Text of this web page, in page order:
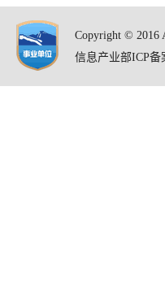
Copyright © 2016
信息产业部ICP备